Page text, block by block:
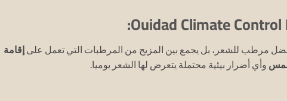
مرطب للشعر، بل يجمع بين المزيج من المرطبات التي تعمل على إقامة
وأي أضرار بيئية محتملة يتعرض لها الشعر يوميا.